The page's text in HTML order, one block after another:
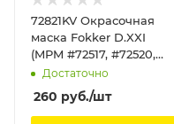
72821KV Окрасочная
маска Fokker D.XXI
(MPM #72517, #72520,
#72526, #72571, #72544) +
маски на диски и
колеса KV Models
Достаточно
260 руб./шт